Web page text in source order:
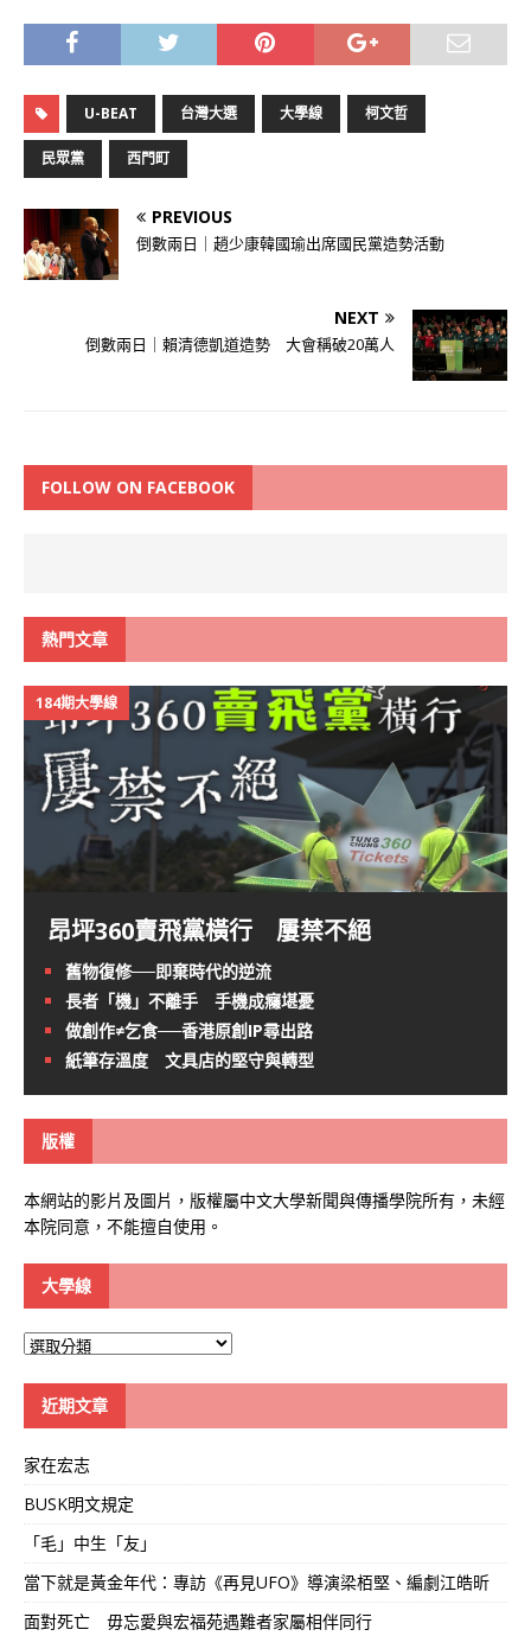
U-BEAT 台灣大選 大學線 柯文哲
民眾黨 西門町
PREVIOUS
倒數兩日｜趙少康韓國瑜出席國民黨造勢活動
NEXT
倒數兩日｜賴清德凱道造勢 大會稱破20萬人
FOLLOW ON FACEBOOK
熱門文章
184期大學線
昂坪360賣飛黨橫行 屢禁不絕
舊物復修──即棄時代的逆流
長者「機」不離手 手機成癮堪憂
做創作≠乞食──香港原創IP尋出路
紙筆存溫度 文具店的堅守與轉型
版權
本網站的影片及圖片，版權屬中文大學新聞與傳播學院所有，未經
本院同意，不能擅自使用。
大學線
大
近期文章
家在宏志
BUSK明文規定
「毛」中生「友」
當下就是黃金年代：專訪《再見UFO》導演梁栢堅、編劇江皓昕
面對死亡 毋忘愛與宏福苑遇難者家屬相伴同行